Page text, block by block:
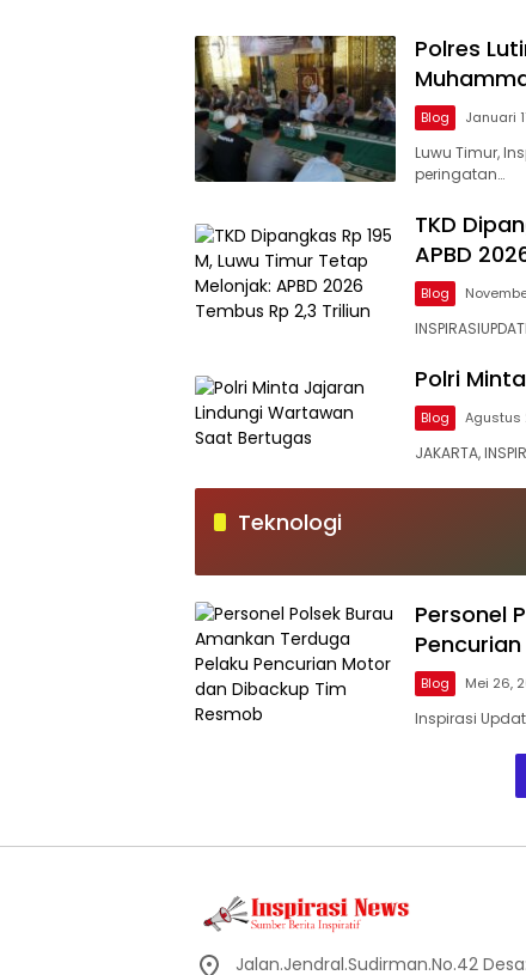
Polres
Blog Januari
Luwu Timur,
peringatan…
TKD
APBD
Blog
Polri
Blog Agustus
JAKARTA,
Teknologi
Personel
Blog Mei 26,
Inspirasi
Jalan.Jendral.Sudirman.No.42